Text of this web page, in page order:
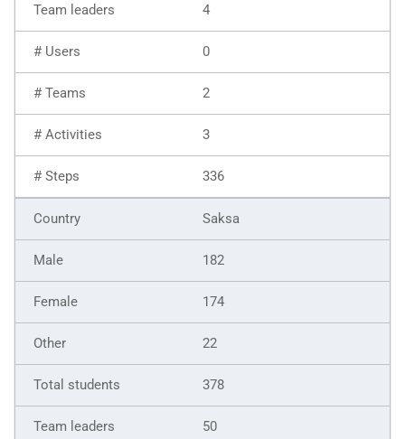
4
0
2
3
336
Saksa
182
174
22
378
50